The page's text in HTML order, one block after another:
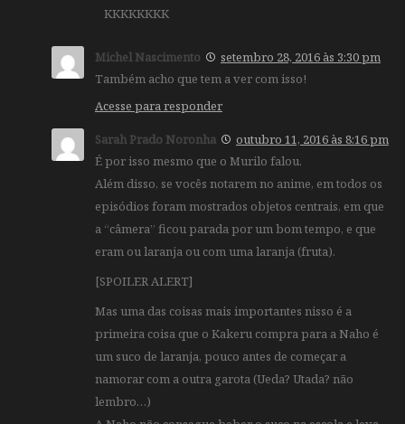
KKKKKKKK
Michel Nascimento
setembro 28, 2016 às 3:30 pm
Também acho que tem a ver com isso!
Acesse para responder
Sarah Prado Noronha
outubro 11, 2016 às 8:16 pm
É por isso mesmo que o Murilo falou.
Além disso, se vocês notarem no anime, em todos os
episódios foram mostrados objetos centrais, em que
a “câmera” ficou parada por um bom tempo, e que
eram ou laranja ou com uma laranja (fruta).
[SPOILER ALERT]
Mas uma das coisas mais importantes nisso é a
primeira coisa que o Kakeru compra para a Naho é
um suco de laranja, pouco antes de começar a
namorar com a outra garota (Ueda? Utada? não
lembro…)